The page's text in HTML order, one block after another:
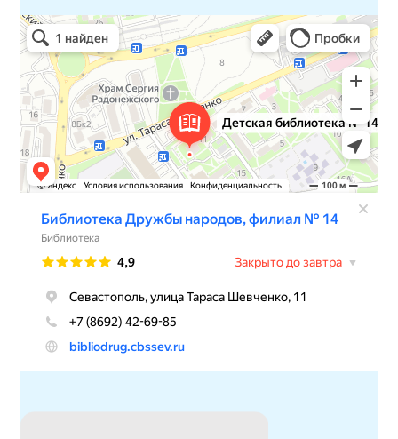
Детская библиотека № 14 Дружбы народов
Библиотека в Севастополе